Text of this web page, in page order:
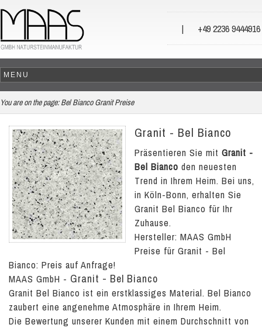
| +49 2236 9444916
You are on the page: Bel Bianco Granit Preise
Granit - Bel Bianco
Präsentieren Sie mit Granit -
Bel Bianco den neuesten
Trend in Ihrem Heim. Bei uns,
in Köln-Bonn, erhalten Sie
Granit Bel Bianco für Ihr
Zuhause.
Hersteller: MAAS GmbH
Preise für Granit - Bel
Bianco: Preis auf Anfrage!
MAAS GmbH - Granit - Bel Bianco
Granit Bel Bianco ist ein erstklassiges Material. Bel Bianco
zaubert eine angenehme Atmosphäre in Ihrem Heim.
Die Bewertung unserer Kunden mit einem Durchschnitt von